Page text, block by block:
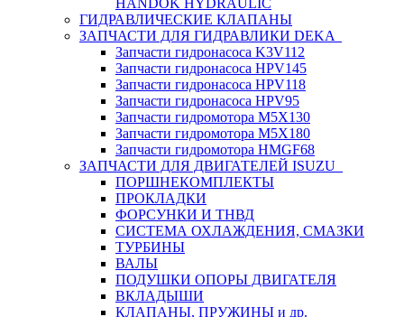
HANDOK HYDRAULIC
ГИДРАВЛИЧЕСКИЕ КЛАПАНЫ
ЗАПЧАСТИ ДЛЯ ГИДРАВЛИКИ DEKA
Запчасти гидронасоса K3V112
Запчасти гидронасоса HPV145
Запчасти гидронасоса HPV118
Запчасти гидронасоса HPV95
Запчасти гидромотора M5X130
Запчасти гидромотора M5X180
Запчасти гидромотора HMGF68
ЗАПЧАСТИ ДЛЯ ДВИГАТЕЛЕЙ ISUZU
ПОРШНЕКОМПЛЕКТЫ
ПРОКЛАДКИ
ФОРСУНКИ И ТНВД
СИСТЕМА ОХЛАЖДЕНИЯ, СМАЗКИ
ТУРБИНЫ
ВАЛЫ
ПОДУШКИ ОПОРЫ ДВИГАТЕЛЯ
ВКЛАДЫШИ
КЛАПАНЫ, ПРУЖИНЫ и др.